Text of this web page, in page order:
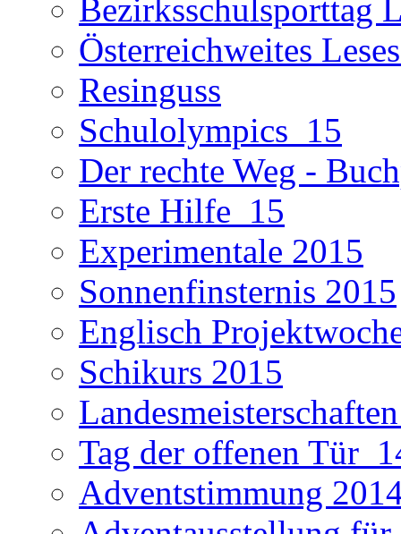
Bezirksschulsporttag
Österreichweites
Resinguss
Schulolympics_15
Der rechte Weg -
Erste Hilfe_15
Experimentale 2015
Sonnenfinsternis 2015
Englisch
Schikurs 2015
Tag der offenen
Adventstimmung